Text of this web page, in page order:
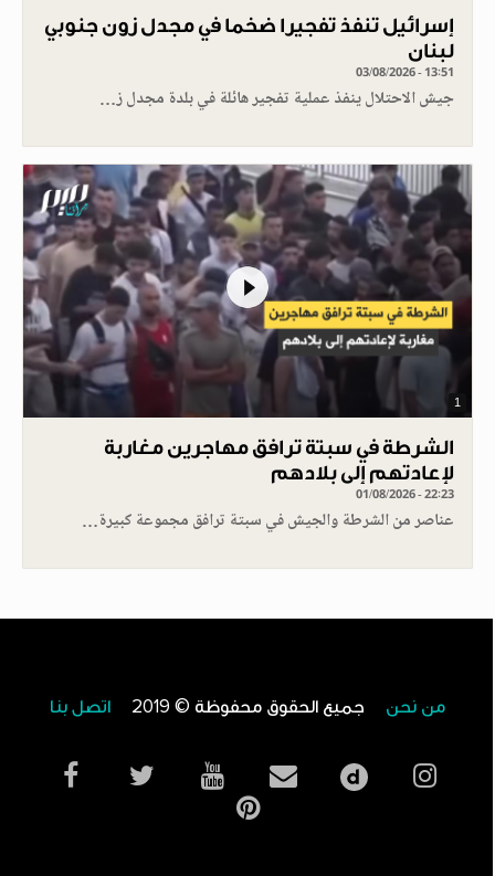
إسرائيل تنفذ تفجيرا ضخما في مجدل زون جنوبي
لبنان
03/08/2026 - 13:51
جيش الاحتلال ينفذ عملية تفجير هائلة في بلدة مجدل ز…
1
الشرطة في سبتة ترافق مهاجرين مغاربة
لإعادتهم إلى بلادهم
01/08/2026 - 22:23
عناصر من الشرطة والجيش في سبتة ترافق مجموعة كبيرة…
من نحن جميع الحقوق محفوظة © 2019 اتصل بنا